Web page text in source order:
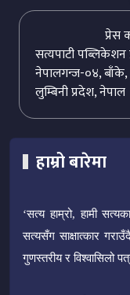
प्रेस
सत्यपाटी पब्लिकेशन
नेपालगन्ज-०४, बाँके,
लुम्बिनी प्रदेश, नेपाल
हाम्रो बारेमा
‘सत्य हाम्रो, हामी
सत्यसँग साक्षात्कार
गुणस्तरीय र विश्वासिलो